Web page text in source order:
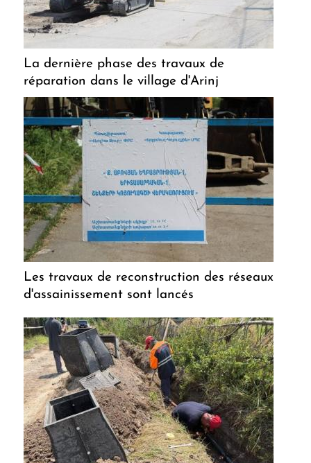
La dernière phase des travaux de
réparation dans le village d'Arinj
Les travaux de reconstruction des réseaux
d'assainissement sont lancés